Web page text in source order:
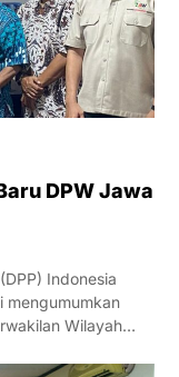
DPW Jawa
Indonesia
mengumumkan
Wilayah…